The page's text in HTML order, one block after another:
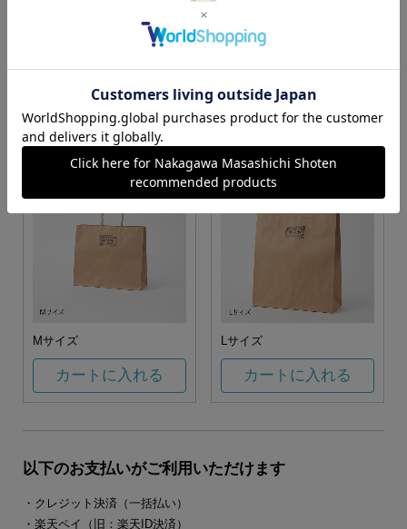
カートに入れる カートに入れる
Mサイズ
カートに入れる
Lサイズ
カートに入れる
以下のお支払いがご利用いただけます
・クレジット決済（一括払い）
・楽天ペイ（旧：楽天ID決済）